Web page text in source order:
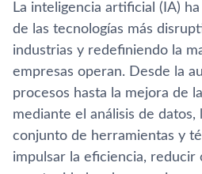
La inteligencia artificial (IA)
de las tecnologías más
industrias y redefiniendo la
empresas operan. Desde la
procesos hasta la mejora de
mediante el análisis de
conjunto de herramientas y
impulsar la eficiencia, reducir